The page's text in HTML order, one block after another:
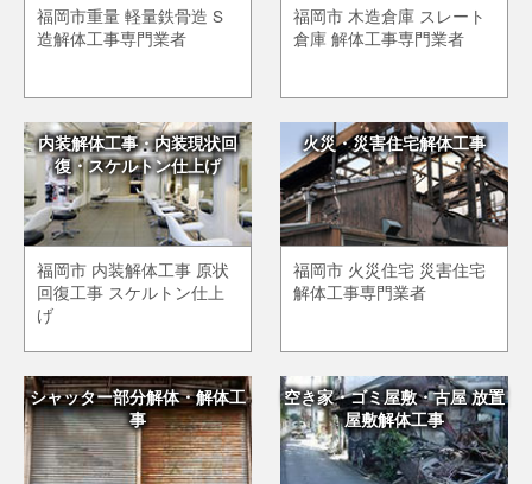
福岡市重量 軽量鉄骨造 S
造解体工事専門業者
福岡市 木造倉庫 スレート
倉庫 解体工事専門業者
内装解体工事・内装現状回
復・スケルトン仕上げ
福岡市 内装解体工事 原状
回復工事 スケルトン仕上
げ
火災・災害住宅解体工事
福岡市 火災住宅 災害住宅
解体工事専門業者
シャッター部分解体・解体工
事
空き家・ゴミ屋敷・古屋 放置
屋敷解体工事